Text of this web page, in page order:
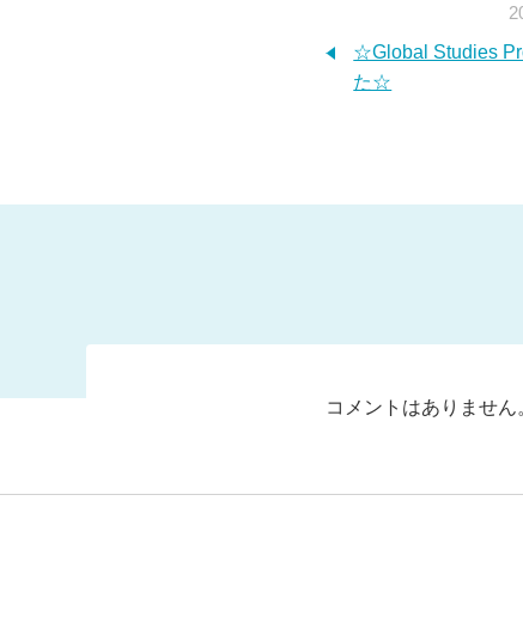
☆Global Studies
た☆
コメントはありません